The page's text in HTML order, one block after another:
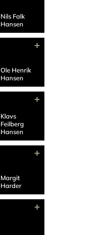
Nils Falk
Hansen
Ole Henrik
Hansen
Klavs
Feilberg
Hansen
Margit
Harder